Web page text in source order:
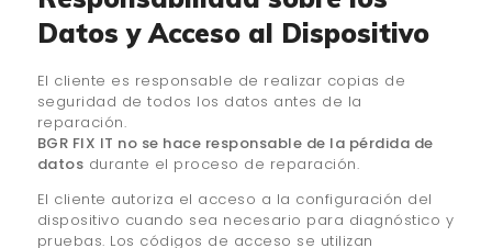
Datos y Acceso al Dispositivo
El cliente es responsable de realizar copias de
seguridad de todos los datos antes de la
reparación.
BGR FIX IT no se hace responsable de la pérdida de
datos durante el proceso de reparación.
El cliente autoriza el acceso a la configuración del
dispositivo cuando sea necesario para diagnóstico y
pruebas. Los códigos de acceso se utilizan